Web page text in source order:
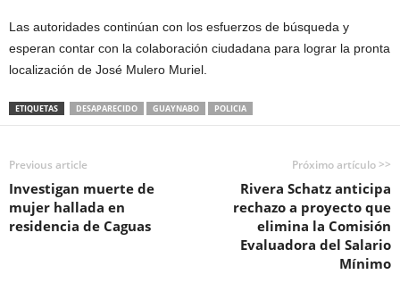
Las autoridades continúan con los esfuerzos de búsqueda y
esperan contar con la colaboración ciudadana para lograr la pronta
localización de José Mulero Muriel.
ETIQUETAS DESAPARECIDO GUAYNABO POLICIA
Previous article
Investigan muerte de
mujer hallada en
residencia de Caguas
Próximo artículo >>
Rivera Schatz anticipa
rechazo a proyecto que
elimina la Comisión
Evaluadora del Salario
Mínimo